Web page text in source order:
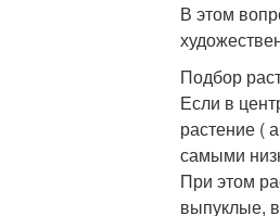
В этом
Подбор
Если в
растение (
самыми
При этом
выпуклые,